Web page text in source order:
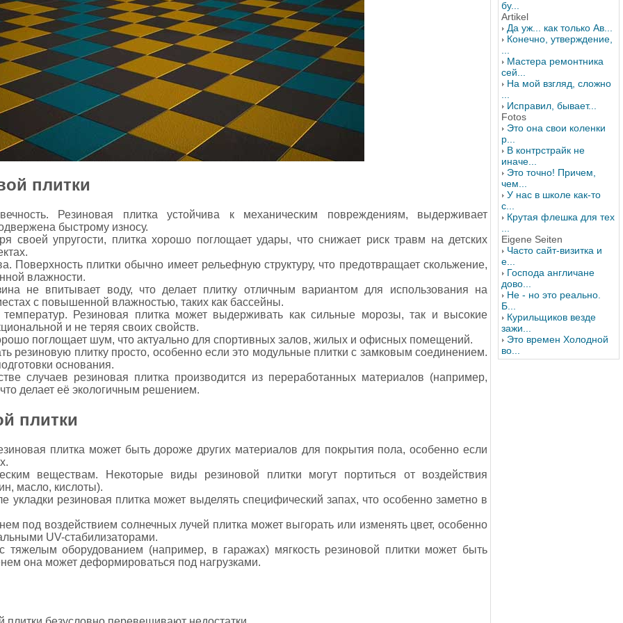
плитки
Резиновая плитка устойчива к механическим повреждениям, выдерживает
быстрому износу.
своей упругости, плитка хорошо поглощает удары, что снижает риск травм на детских
Поверхность плитки обычно имеет рельефную структуру, что предотвращает скольжение,
влажности.
не впитывает воду, что делает плитку отличным вариантом для использования на
с повышенной влажностью, таких как бассейны.
Резиновая плитка может выдерживать как сильные морозы, так и высокие
и не теряя своих свойств.
поглощает шум, что актуально для спортивных залов, жилых и офисных помещений.
резиновую плитку просто, особенно если это модульные плитки с замковым соединением.
основания.
случаев резиновая плитка производится из переработанных материалов (например,
делает её экологичным решением.
плитки
плитка может быть дороже других материалов для покрытия пола, особенно если
веществам. Некоторые виды резиновой плитки могут портиться от воздействия
масло, кислоты).
укладки резиновая плитка может выделять специфический запах, что особенно заметно в
под воздействием солнечных лучей плитка может выгорать или изменять цвет, особенно
UV-стабилизаторами.
оборудованием (например, в гаражах) мягкость резиновой плитки может быть
она может деформироваться под нагрузками.
бу...
Artikel
Да уж... как только Ав...
Конечно, утверждение,
Мастера ремонтника
сей...
На мой взгляд, сложно
Исправил, бывает...
Fotos
Это она свои коленки
р...
В контрстрайк не
иначе...
Это точно! Причем,
чем...
У нас в школе как-то
с...
Крутая флешка для тех
Eigene Seiten
Часто сайт-визитка и
е...
Господа англичане
дово...
Не - но это реально.
Б...
Курильщиков везде
зажи...
Это времен Холодной
во...